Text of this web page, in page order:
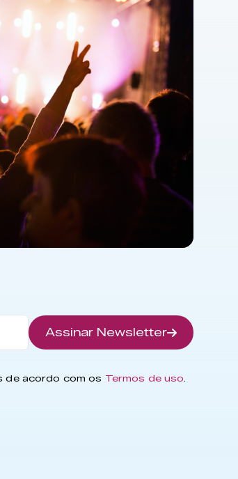
Assinar Newsletter
de acordo com os Termos de uso